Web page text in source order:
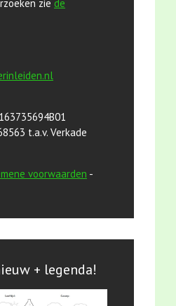
zie de
t.a.v. Verkade
voorwaarden -
+ legenda!